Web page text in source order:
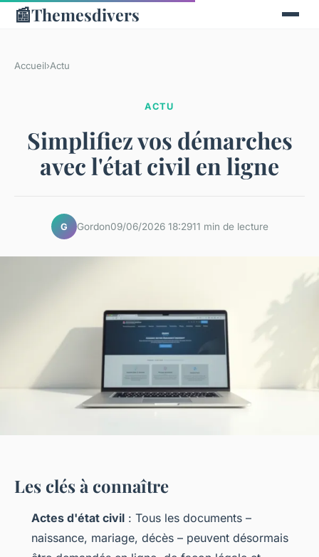
📰Themesdivers
Accueil›Actu
ACTU
Simplifiez vos démarches
avec l'état civil en ligne
G Gordon09/06/2026 18:2911 min de lecture
Les clés à connaître
Actes d'état civil : Tous les documents –
naissance, mariage, décès – peuvent désormais